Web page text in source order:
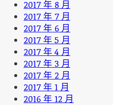
2017 年 8 月
2017 年 7 月
2017 年 6 月
2017 年 5 月
2017 年 4 月
2017 年 3 月
2017 年 2 月
2017 年 1 月
2016 年 12 月